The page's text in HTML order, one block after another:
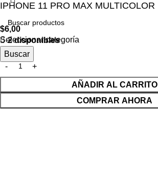
Seleccionar categoría
Buscar
IPHONE 11 PRO MAX MULTICOLOR
$6,00
2 disponibles
AÑADIR AL CARRITO
COMPRAR AHORA